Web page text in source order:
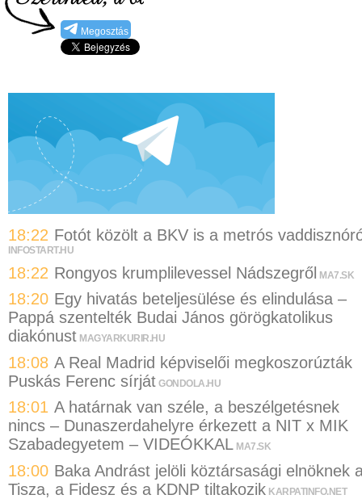
Megosztás
18:22 Fotót közölt a BKV is a metrós
INFOSTART.HU
18:22 Rongyos krumplilevessel Nádszegről MA7.SK
18:20 Egy hivatás beteljesülése és elindulása –
Pappá szentelték Budai János görögkatolikus
diakónust MAGYARKURIR.HU
18:08 A Real Madrid képviselői megkoszorúzták
Puskás Ferenc sírját GONDOLA.HU
18:01 A határnak van széle, a beszélgetésnek
nincs – Dunaszerdahelyre érkezett a NIT x MIK
Szabadegyetem – VIDEÓKKAL MA7.SK
18:00 Baka Andrást jelöli köztársasági elnöknek
Tisza, a Fidesz és a KDNP tiltakozik KARPATINFO.NET